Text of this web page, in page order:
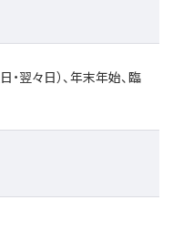
翌々日）、年末年始、臨